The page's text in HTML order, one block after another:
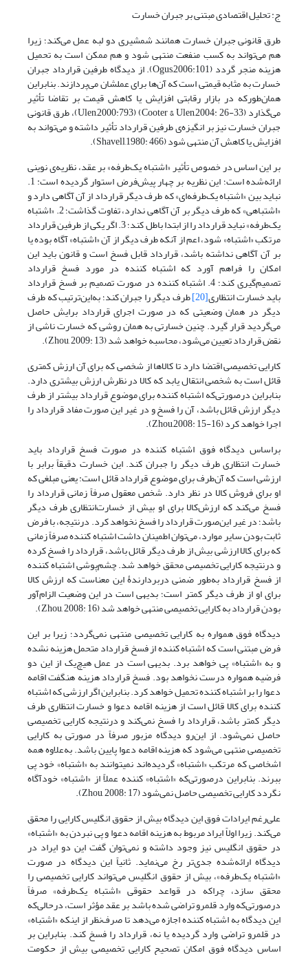
ج: تحلیل اقتصادی مبتنی بر جبران خسارت
طرق قانونی جبران خسارت همانند شمشیری دو لبه عمل می‌کند؛ زیرا
هم می‌تواند به کسب منفعت منتهی شود و هم ممکن است به تحمیل
هزینه منجر گردد (Ogus,2006:101). از دیدگاه طرفین قرارداد جبران
خسارت به مثابه قیمتی است که آن‌ها برای عملشان می‌پردازند. بنابراین
همان‌طورکه در بازار رقابتی افزایش یا کاهش قیمت بر تقاضا تأثیر
می‌گذارد (Cooter & Ulen,2004: 26-33) (Ulen,2000:793)، طرق قانونی
جبران خسارت نیز بر انگیزه‌ی طرفین قرارداد تأثیر داشته و می‌تواند به
افزایش یا کاهش آن منتهی شود (Shavell,1980: 466).
بر این اساس در خصوص تأثیر «اشتباه یک‌طرفه» بر عقد، نظریه‌ی نوینی
ارائه‌شده است؛ این نظریه بر چهار پیش‌فرض استوار گردیده است: 1.
نباید بین «اشتباه یک‌طرفه‌ای» که طرف دیگر قرارداد از آن آگاهی دارد و
«اشتباهی» که طرف دیگر بر آن آگاهی ندارد، تفاوت گذاشت؛ 2. «اشتباه
یک‌طرفه» نباید قرارداد را از ابتدا باطل کند؛ 3. اگر یکی از طرفین قرارداد
مرتکب «اشتباه» شود، اعم از آنکه طرف دیگر از آن «اشتباه» آگاه بوده یا
بر آن آگاهی نداشته باشد، قرارداد قابل فسخ است و قانون باید این
امکان را فراهم آورد که اشتباه کننده در مورد فسخ قرارداد
تصمیم‌گیری کند؛ 4. اشتباه کننده در صورت تصمیم بر فسخ قرارداد
باید خسارت انتظاری[20] طرف دیگر را جبران کند؛ به‌این‌ترتیب که طرف
دیگر در همان وضعیتی که در صورت اجرای قرارداد برایش حاصل
می‌گردید قرار گیرد. چنین خسارتی به همان روشی که خسارت ناشی از
نقض قرارداد تعیین می‌شود، محاسبه خواهد شد (Zhou, 2009: 13).
کارایی تخصیصی اقتضا دارد تا کالاها از شخصی که برای آن ارزش کمتری
قائل است به شخصی انتقال یابد که کالا در نظرش ارزش بیشتری دارد.
بنابراین درصورتی‌که اشتباه کننده برای موضوع قرارداد بیشتر از طرف
دیگر ارزش قائل باشد، آن را فسخ و در غیر این صورت مفاد قرارداد را
اجرا خواهد کرد (Zhou,2008: 15-16).
براساس دیدگاه فوق اشتباه کننده در صورت فسخ قرارداد باید
خسارت انتظاری طرف دیگر را جبران کند. این خسارت دقیقاً برابر با
ارزشی است که آن‌طرف برای موضوع قرارداد قائل است: یعنی مبلغی که
او برای فروش کالا در نظر دارد. شخص معقول صرفاً زمانی قرارداد را
فسخ می‌کند که ارزش‌کالا برای او بیش از خسارت‌انتظاری طرف دیگر
باشد؛ در غیر این‌صورت قرارداد را فسخ نخواهد کرد. درنتیجه، با فرض
ثابت بودن سایر موارد، می‌توان اطمینان داشت اشتباه کننده صرفاً زمانی
که برای کالا ارزشی بیش از طرف دیگر قائل باشد، قرارداد را فسخ کرده
و درنتیجه کارایی تخصیصی محقق خواهد شد. چشم‌پوشی اشتباه کننده
از فسخ قرارداد به‌طور ضمنی دربردارندۀ این معناست که ارزش کالا
برای او از طرف دیگر کمتر است؛ بدیهی است در این وضعیت الزام‌آور
بودن قرارداد به کارایی تخصیصی منتهی خواهد شد (Zhou, 2008: 16).
دیدگاه فوق همواره به کارایی تخصیصی منتهی نمی‌گردد؛ زیرا بر این
فرض مبتنی است که اشتباه کننده از فسخ قرارداد متحمل هزینه نشده
و به «اشتباه» پی خواهد برد. بدیهی است در عمل هیچ‌یک از این دو
فرضیه همواره درست نخواهد بود. فسخ قرارداد هزینه هنگفت اقامه
دعوا را بر اشتباه کننده تحمیل خواهد کرد. بنابراین اگر ارزشی که اشتباه
کننده برای کالا قائل است از هزینه اقامه دعوا و خسارت انتظاری طرف
دیگر کمتر باشد، قرارداد را فسخ نمی‌کند و درنتیجه کارایی تخصیصی
حاصل نمی‌شود. از این‌رو دیدگاه مزبور صرفاً در صورتی به کارایی
تخصیصی منتهی می‌شود که هزینه اقامه دعوا پایین باشد. به‌علاوه همه
اشخاصی که مرتکب «اشتباه» گردیده‌اند نمی‎توانند به «اشتباه» خود پی
ببرند. بنابراین درصورتی‌که «اشتباه» کننده عملاً از «اشتباه» خودآگاه
نگردد کارایی تخصیصی حاصل نمی‌شود (Zhou, 2008: 17).
علی‌رغم ایرادات فوق این دیدگاه بیش از حقوق انگلیس کارایی را محقق
می‌کند. زیرا اولاً ایراد مربوط به هزینه اقامه دعوا و پی نبردن به «اشتباه»
در حقوق انگلیس نیز وجود داشته و نمی‌توان گفت این دو ایراد در
دیدگاه ارائه‌شده جدی‌تر رخ می‌نماید. ثانیاً این دیدگاه در صورت
«اشتباه یک‌طرفه»، بیش از حقوق انگلیس می‌تواند کارایی تخصیصی را
محقق سازد، چراکه در قواعد حقوقی «اشتباه یک‌طرفه» صرفاً
درصورتی‌که وارد قلمرو تراضی شده باشد بر عقد مؤثر است، درحالی‌که
این دیدگاه به اشتباه کننده اجازه می‌دهد تا صرف‌نظر از اینکه «اشتباه»
در قلمرو تراضی وارد گردیده یا نه، قرارداد را فسخ کند. بنابراین بر
اساس دیدگاه فوق امکان تصحیح کارایی تخصیصی بیش از حکومت